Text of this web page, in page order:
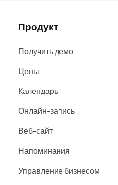
Продукт
Получить демо
Цены
Календарь
Онлайн-запись
Веб-сайт
Напоминания
Управление бизнесом